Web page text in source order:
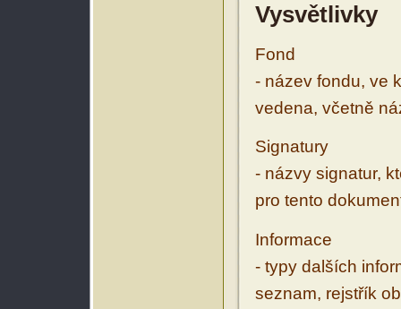
Vysvětlivky
Fond
- název fondu, ve
vedena, včetně
Signatury
- názvy signatur,
pro tento
Informace
- typy dalších
seznam, rejstřík